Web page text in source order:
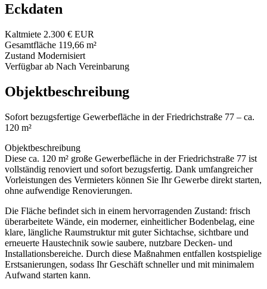
Eckdaten
Kaltmiete 2.300 € EUR
Gesamtfläche 119,66 m²
Zustand Modernisiert
Verfügbar ab Nach Vereinbarung
Objektbeschreibung
Sofort bezugsfertige Gewerbefläche in der Friedrichstraße 77 – ca.
120 m²
Objektbeschreibung
Diese ca. 120 m² große Gewerbefläche in der Friedrichstraße 77 ist
vollständig renoviert und sofort bezugsfertig. Dank umfangreicher
Vorleistungen des Vermieters können Sie Ihr Gewerbe direkt starten,
ohne aufwendige Renovierungen.
Die Fläche befindet sich in einem hervorragenden Zustand: frisch
überarbeitete Wände, ein moderner, einheitlicher Bodenbelag, eine
klare, längliche Raumstruktur mit guter Sichtachse, sichtbare und
erneuerte Haustechnik sowie saubere, nutzbare Decken- und
Installationsbereiche. Durch diese Maßnahmen entfallen kostspielige
Erstsanierungen, sodass Ihr Geschäft schneller und mit minimalem
Aufwand starten kann.